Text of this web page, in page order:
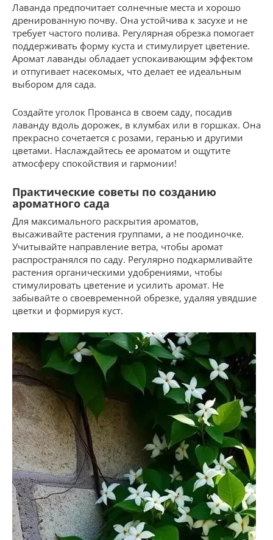
Лаванда предпочитает солнечные места и хорошо
дренированную почву. Она устойчива к засухе и не
требует частого полива. Регулярная обрезка помогает
поддерживать форму куста и стимулирует цветение.
Аромат лаванды обладает успокаивающим эффектом
и отпугивает насекомых, что делает ее идеальным
выбором для сада.
Создайте уголок Прованса в своем саду, посадив
лаванду вдоль дорожек, в клумбах или в горшках. Она
прекрасно сочетается с розами, геранью и другими
цветами. Наслаждайтесь ее ароматом и ощутите
атмосферу спокойствия и гармонии!
Практические советы по созданию
ароматного сада
Для максимального раскрытия ароматов,
высаживайте растения группами, а не поодиночке.
Учитывайте направление ветра, чтобы аромат
распространялся по саду. Регулярно подкармливайте
растения органическими удобрениями, чтобы
стимулировать цветение и усилить аромат. Не
забывайте о своевременной обрезке, удаляя увядшие
цветки и формируя куст.